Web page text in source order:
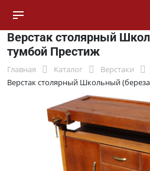
Верстак столярный
тумбой Престиж
Главная Каталог Верстаки
Верстак столярный Школьный